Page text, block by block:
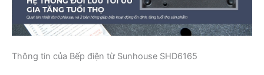
Thông tin của Bếp điện từ Sunhouse SHD6165